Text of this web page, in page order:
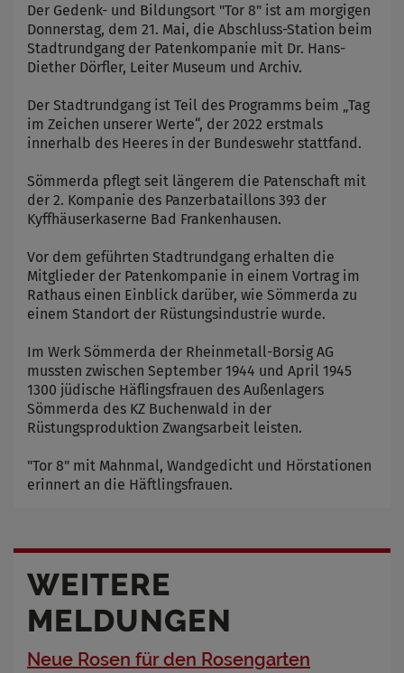
Der Gedenk- und Bildungsort "Tor 8" ist am morgigen
Donnerstag, dem 21. Mai, die Abschluss-Station beim
Stadtrundgang der Patenkompanie mit Dr. Hans-
Diether Dörfler, Leiter Museum und Archiv.
Der Stadtrundgang ist Teil des Programms beim „Tag
im Zeichen unserer Werte“, der 2022 erstmals
innerhalb des Heeres in der Bundeswehr stattfand.
Sömmerda pflegt seit längerem die Patenschaft mit
der 2. Kompanie des Panzerbataillons 393 der
Kyffhäuserkaserne Bad Frankenhausen.
Vor dem geführten Stadtrundgang erhalten die
Mitglieder der Patenkompanie in einem Vortrag im
Rathaus einen Einblick darüber, wie Sömmerda zu
einem Standort der Rüstungsindustrie wurde.
Im Werk Sömmerda der Rheinmetall-Borsig AG
mussten zwischen September 1944 und April 1945
1300 jüdische Häflingsfrauen des Außenlagers
Sömmerda des KZ Buchenwald in der
Rüstungsproduktion Zwangsarbeit leisten.
"Tor 8" mit Mahnmal, Wandgedicht und Hörstationen
erinnert an die Häftlingsfrauen.
WEITERE
MELDUNGEN
Neue Rosen für den Rosengarten